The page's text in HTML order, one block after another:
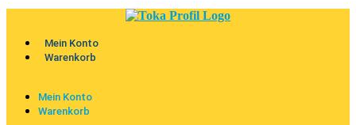
Mein Konto
Warenkorb
Mein Konto
Warenkorb